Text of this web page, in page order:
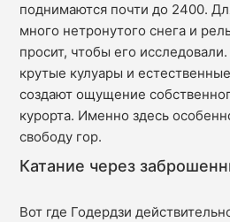
поднимаются почти до 2400.
много нетронутого снега и
просит, чтобы его
крутые кулуары и
создают ощущение
курорта. Именно здесь
свободу гор.
Катание через
Вот где Годердзи